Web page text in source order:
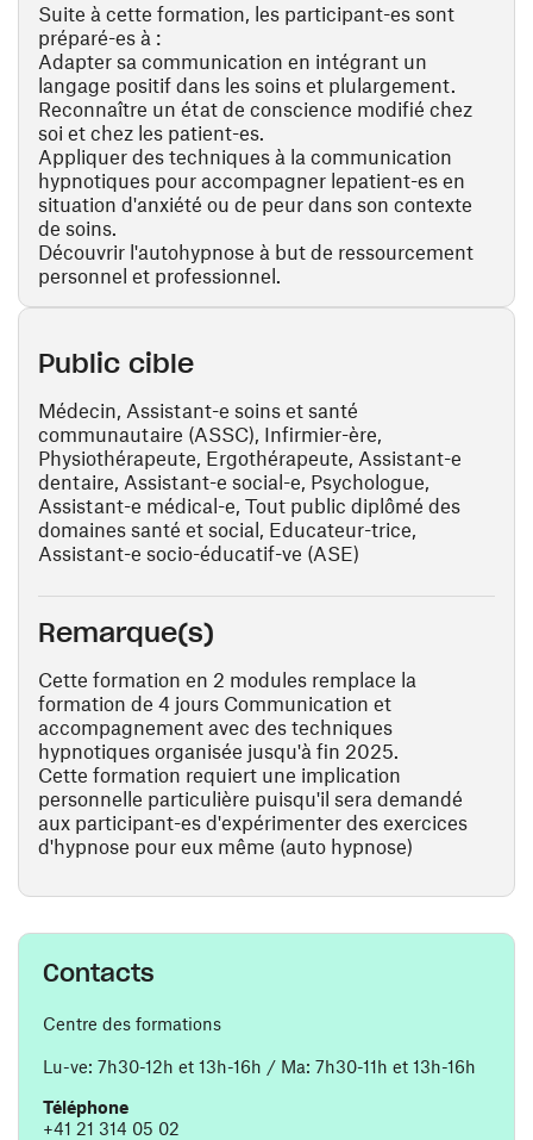
Suite à cette formation, les participant-es sont
préparé-es à :
Adapter sa communication en intégrant un
langage positif dans les soins et plulargement.
Reconnaître un état de conscience modifié chez
soi et chez les patient-es.
Appliquer des techniques à la communication
hypnotiques pour accompagner lepatient-es en
situation d'anxiété ou de peur dans son contexte
de soins.
Découvrir l'autohypnose à but de ressourcement
personnel et professionnel.
Public cible
Médecin, Assistant-e soins et santé
communautaire (ASSC), Infirmier-ère,
Physiothérapeute, Ergothérapeute, Assistant-e
dentaire, Assistant-e social-e, Psychologue,
Assistant-e médical-e, Tout public diplômé des
domaines santé et social, Educateur-trice,
Assistant-e socio-éducatif-ve (ASE)
Remarque(s)
Cette formation en 2 modules remplace la
formation de 4 jours Communication et
accompagnement avec des techniques
hypnotiques organisée jusqu'à fin 2025.
Cette formation requiert une implication
personnelle particulière puisqu'il sera demandé
aux participant-es d'expérimenter des exercices
d'hypnose pour eux même (auto hypnose)
Contacts
Centre des formations
Lu-ve: 7h30-12h et 13h-16h / Ma: 7h30-11h et 13h-16h
Téléphone
+41 21 314 05 02